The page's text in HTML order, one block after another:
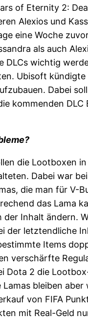
of Eternity 2:
Alexios und
eine Woche
als auch
wichtig
Ubisoft
Dabei
kommenden
die Lootboxen
Dabei war
die man für
das Lama
Inhalt ändern.
der letztendliche
Items
verschärfte
Dota 2 die
bleiben
von FIFA
mit Real-Geld